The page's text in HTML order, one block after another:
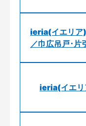
ieria(イエリア)
／巾広吊戸･片
ieria(イエリ